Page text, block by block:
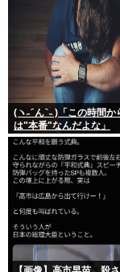
(ヽ˶ ᷇ ん ᷆ ˵ )「この時間か
は"本番"なんだよな」